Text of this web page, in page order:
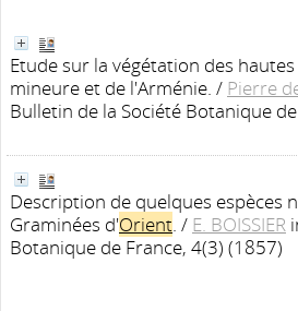
Etude sur la végétation des
mineure et de l'Arménie. / Pierre
Bulletin de la Société Botanique
Description de quelques espèces
Graminées d'Orient. / E. BOISSIER
Botanique de France, 4(3) (1857)